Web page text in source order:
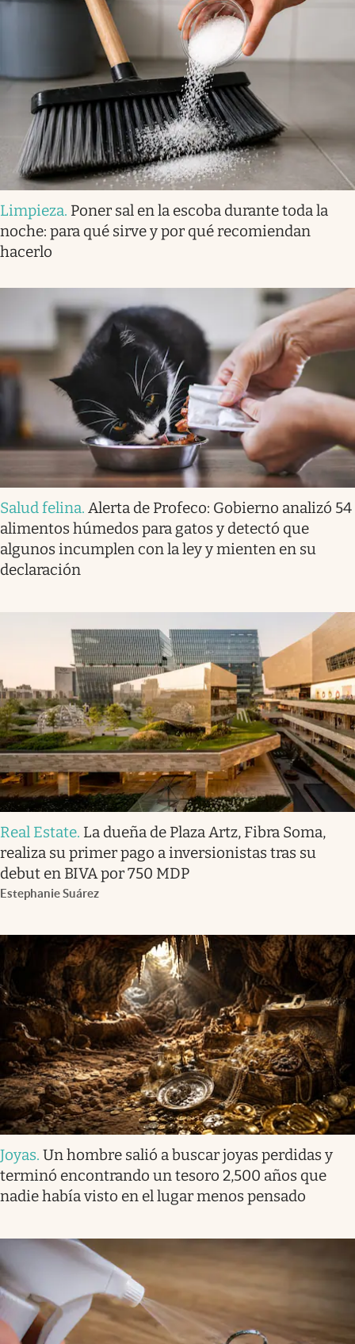
Limpieza. Poner sal en la escoba durante toda la
noche: para qué sirve y por qué recomiendan
hacerlo
Salud felina. Alerta de Profeco: Gobierno analizó 54
alimentos húmedos para gatos y detectó que
algunos incumplen con la ley y mienten en su
declaración
Real Estate. La dueña de Plaza Artz, Fibra Soma,
realiza su primer pago a inversionistas tras su
debut en BIVA por 750 MDP
Estephanie Suárez
Joyas. Un hombre salió a buscar joyas perdidas y
terminó encontrando un tesoro 2,500 años que
nadie había visto en el lugar menos pensado